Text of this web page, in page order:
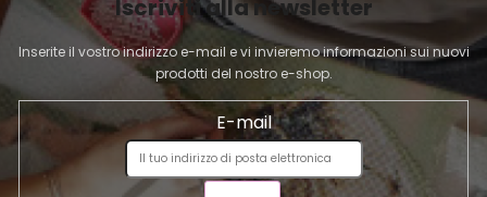
N
A
Iscriviti alla newsletter
Inserite il vostro indirizzo e-mail e vi invieremo informazioni sui nuovi
prodotti del nostro e-shop.
E-mail